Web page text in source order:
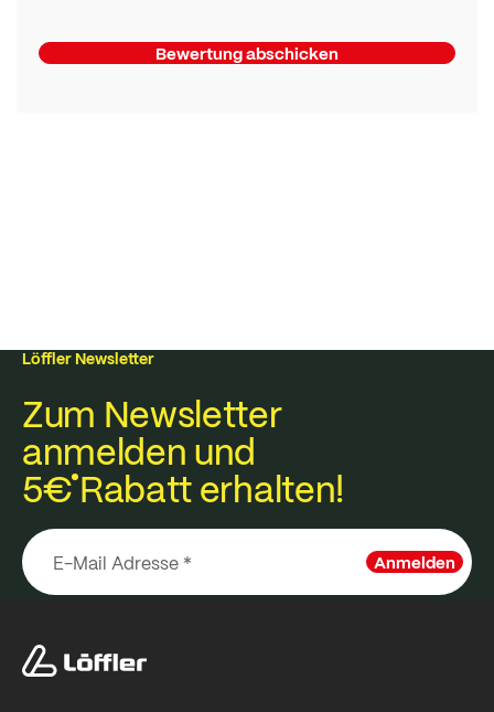
Bewertung abschicken
Löffler Newsletter
Zum Newsletter
anmelden und
5€Rabatt erhalten!
Anmelden